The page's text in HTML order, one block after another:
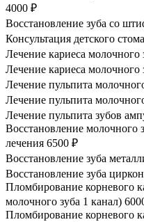
4000 ₽
Восстановление зуба со
Консультация детского
Лечение кариеса молочного
Лечение кариеса молочного
Лечение пульпита
Лечение пульпита
Лечение пульпита зубов
Восстановление молочного
лечения 6500 ₽
Восстановление зуба
Восстановление зуба
Пломбирование корневого
молочного зуба 1 канал)
Пломбирование корневого